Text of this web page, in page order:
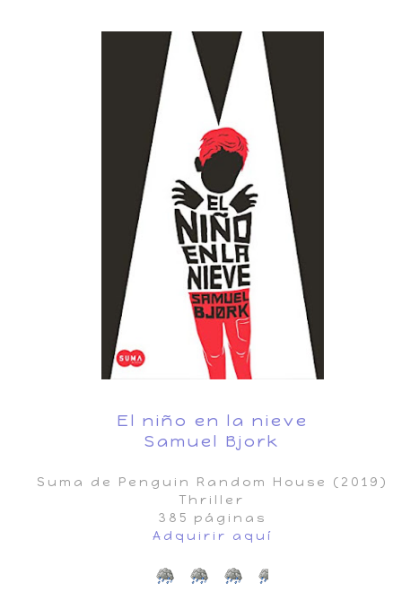
El niño en la nieve
Samuel Bjork
Suma de Penguin Random House (2019)
Thriller
385 páginas
Adquirir aquí